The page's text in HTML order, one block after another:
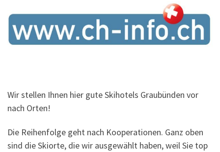
Wir stellen Ihnen hier gute Skihotels Graubünden vor
nach Orten!
Die Reihenfolge geht nach Kooperationen. Ganz oben
sind die Skiorte, die wir ausgewählt haben, weil Sie top